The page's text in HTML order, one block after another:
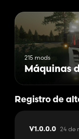
215 mods
Máquinas
Registro de
V1.0.0.0 24 de